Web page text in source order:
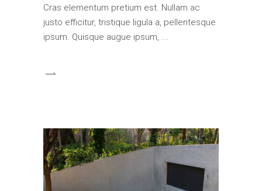
Cras elementum pretium est. Nullam ac
justo efficitur, tristique ligula a, pellentesque
ipsum. Quisque augue ipsum,